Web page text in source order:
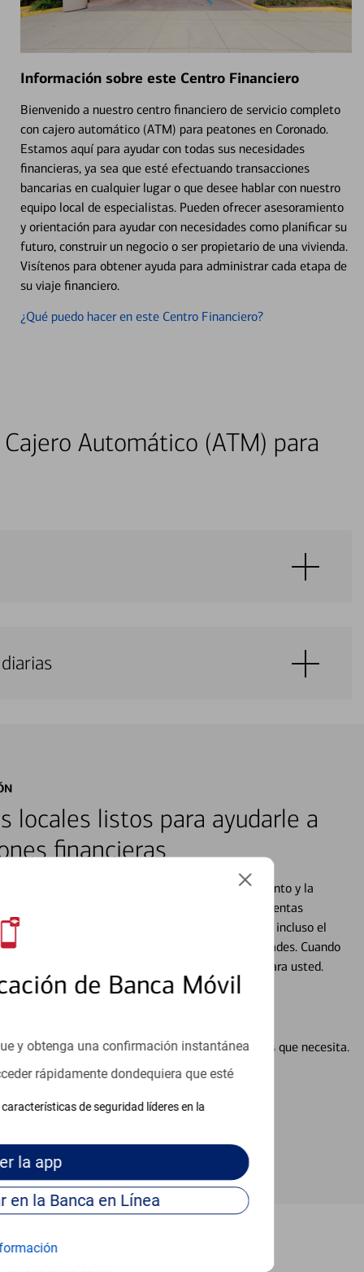
de Banca Móvil
y obtenga una confirmación instantánea
rápidamente dondequiera que esté
de seguridad líderes en la
la app
Continúe para entrar en la Banca en Línea
Información sobre este Centro Financiero
Bienvenido a nuestro centro financiero de servicio completo
con cajero automático (ATM) para peatones en Coronado.
Estamos aquí para ayudar con todas sus necesidades
financieras, ya sea que esté efectuando transacciones
bancarias en cualquier lugar o que desee hablar con nuestro
equipo local de especialistas. Pueden ofrecer asesoramiento
y orientación para ayudar con necesidades como planificar su
futuro, construir un negocio o ser propietario de una vivienda.
Visítenos para obtener ayuda para administrar cada etapa de
su viaje financiero.
¿Qué puedo hacer en este Centro Financiero?
Automático (ATM) para
locales listos para ayudarle a
financieras
que se centran en proporcionar el asesoramiento y la
situación en su vida financiera. Desde sus cuentas
grandes compras, la planificación para su futuro, e incluso el
su futuro se mueve de acuerdo con sus necesidades. Cuando
con usted en un momento que sea adecuado para usted.
línea puede ayudar a proporcionar las respuestas que necesita.
línea